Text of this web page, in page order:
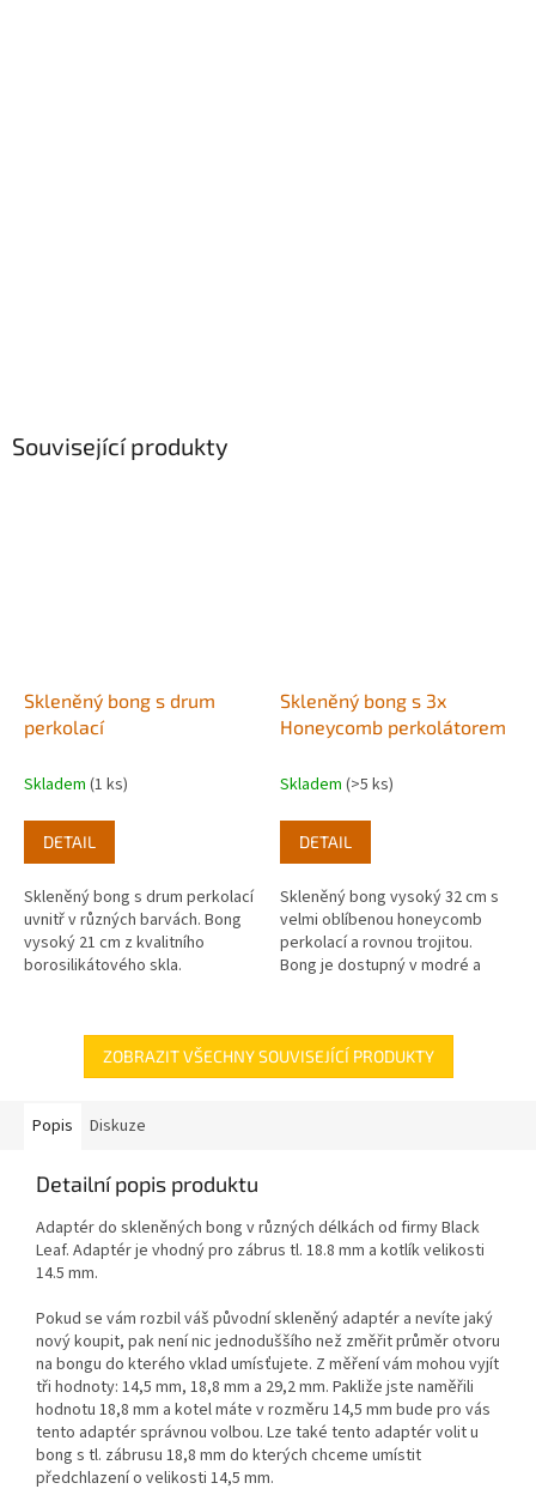
Související produkty
Skleněný bong s drum
perkolací
Skladem (1 ks)
DETAIL
Skleněný bong s drum perkolací
uvnitř v různých barvách. Bong
vysoký 21 cm z kvalitního
borosilikátového skla.
Skleněný bong s 3x
Honeycomb perkolátorem
Skladem (>5 ks)
DETAIL
Skleněný bong vysoký 32 cm s
velmi oblíbenou honeycomb
perkolací a rovnou trojitou.
Bong je dostupný v modré a
ZOBRAZIT VŠECHNY SOUVISEJÍCÍ PRODUKTY
Popis Diskuze
Detailní popis produktu
Adaptér do skleněných bong v různých délkách od firmy Black
Leaf. Adaptér je vhodný pro zábrus tl. 18.8 mm a kotlík velikosti
14.5 mm.
Pokud se vám rozbil váš původní skleněný adaptér a nevíte jaký
nový koupit, pak není nic jednoduššího než změřit průměr otvoru
na bongu do kterého vklad umísťujete. Z měření vám mohou vyjít
tři hodnoty: 14,5 mm, 18,8 mm a 29,2 mm. Pakliže jste naměřili
hodnotu 18,8 mm a kotel máte v rozměru 14,5 mm bude pro vás
tento adaptér správnou volbou. Lze také tento adaptér volit u
bong s tl. zábrusu 18,8 mm do kterých chceme umístit
předchlazení o velikosti 14,5 mm.